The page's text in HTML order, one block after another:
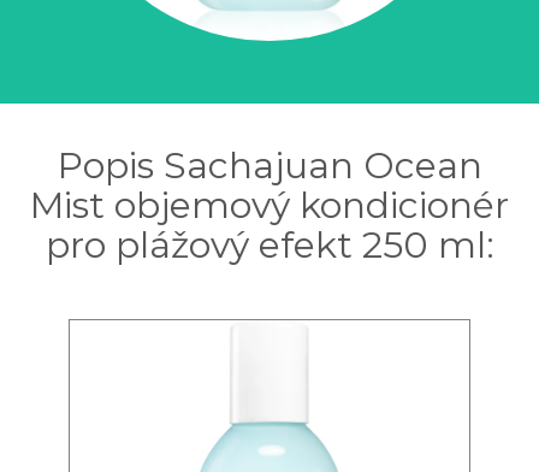
Popis Sachajuan Ocean
Mist objemový kondicionér
pro plážový efekt 250 ml: